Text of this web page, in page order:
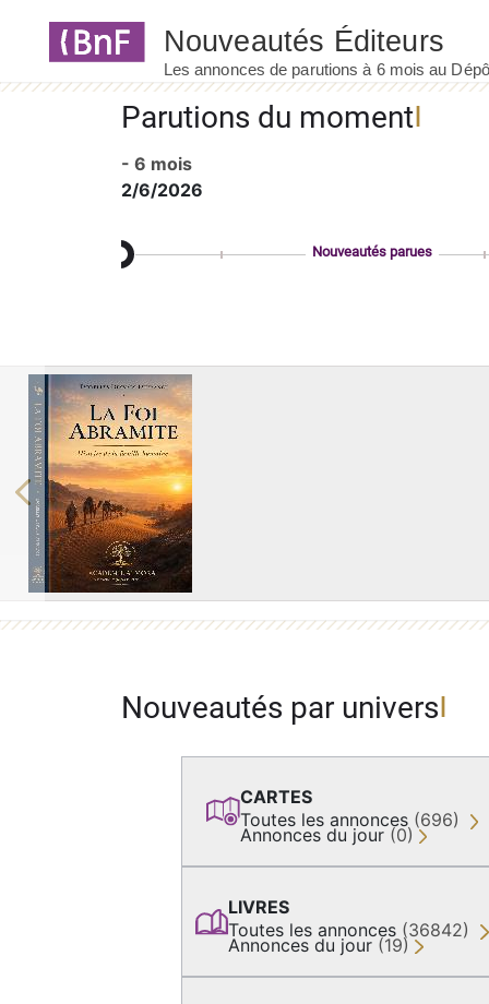
Parutions du moment
- 6 mois
2/6/2026
Nouveautés parues
Previous
Nouveautés par univers
CARTES
Toutes les annonces (696)
Annonces du jour (0)
LIVRES
Toutes les annonces (36842)
Annonces du jour (19)